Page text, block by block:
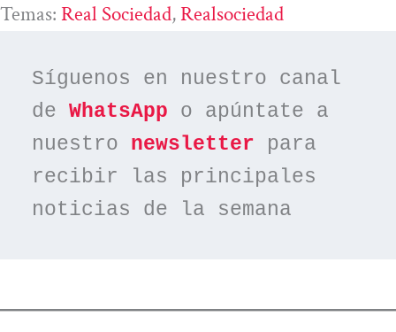
Temas: Real Sociedad, Realsociedad
Síguenos en nuestro canal
de WhatsApp o apúntate a
nuestro newsletter para
recibir las principales
noticias de la semana